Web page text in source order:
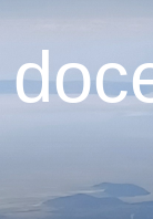
della
e un altro
materie,